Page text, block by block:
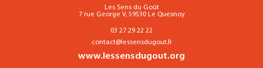
Les Sens du Goût
7 rue George V, 59530 Le Quesnoy
03 27 29 22 22
contact@lessensdugout.fr
www.lessensdugout.org